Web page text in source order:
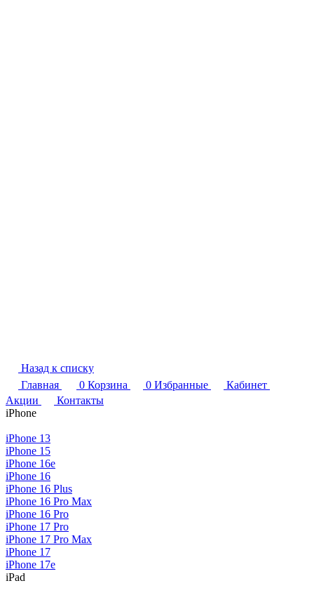
Назад к списку
Главная
0 Корзина 0 Избранные
Кабинет
Акции
Контакты
iPhone
iPhone 13
iPhone 15
iPhone 16e
iPhone 16
iPhone 16 Plus
iPhone 16 Pro Max
iPhone 16 Pro
iPhone 17 Pro
iPhone 17 Pro Max
iPhone 17
iPhone 17e
iPad